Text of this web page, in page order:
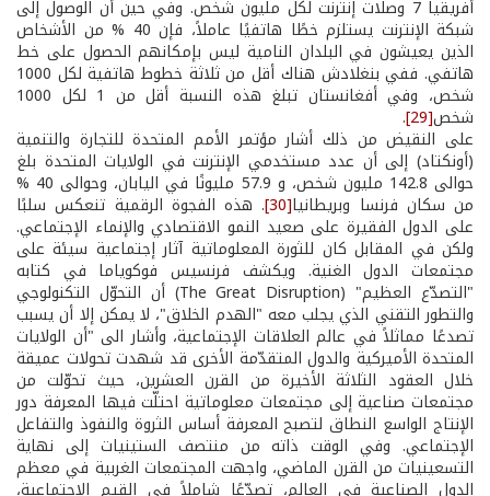
أفريقيا 7 وصلات إنترنت لكل مليون شخص. وفي حين أن الوصول إلى
شبكة الإنترنت يستلزم خطًا هاتفيًا عاملاً، فإن 40 % من الأشخاص
الذين يعيشون في البلدان النامية ليس بإمكانهم الحصول على خط
هاتفي. ففي بنغلادش هناك أقل من ثلاثة خطوط هاتفية لكل 1000
شخص، وفي أفغانستان تبلغ هذه النسبة أقل من 1 لكل 1000
شخص[29]
.
على النقيض من ذلك أشار مؤتمر الأمم المتحدة للتجارة والتنمية
(أونكتاد) إلى أن عدد مستخدمي الإنترنت في الولايات المتحدة بلغ
حوالى 142.8 مليون شخص، و 57.9 مليونًا في اليابان، وحوالى 40 %
من سكان فرنسا وبريطانيا[30] . هذه الفجوة الرقمية تنعكس سلبًا
على الدول الفقيرة على صعيد النمو الاقتصادي والإنماء الإجتماعي.
ولكن في المقابل كان للثورة المعلوماتية آثار إجتماعية سيئة على
مجتمعات الدول الغنية. ويكشف فرنسيس فوكوياما في كتابه
"التصدّع العظيم" (The Great Disruption) أن التحوّل التكنولوجي
والتطور التقني الذي يجلب معه "الهدم الخلاق"، لا يمكن إلا أن يسبب
تصدعًا مماثلاً في عالم العلاقات الإجتماعية، وأشار الى "أن الولايات
المتحدة الأميركية والدول المتقدّمة الأخرى قد شهدت تحولات عميقة
خلال العقود الثلاثة الأخيرة من القرن العشرين، حيث تحوّلت من
مجتمعات صناعية إلى مجتمعات معلوماتية احتلّت فيها المعرفة دور
الإنتاج الواسع النطاق لتصبح المعرفة أساس الثروة والنفوذ والتفاعل
الإجتماعي. وفي الوقت ذاته من منتصف الستينيات إلى نهاية
التسعينيات من القرن الماضي، واجهت المجتمعات الغربية في معظم
الدول الصناعية في العالم، تصدّعًا شاملاً في القيم الإجتماعية،